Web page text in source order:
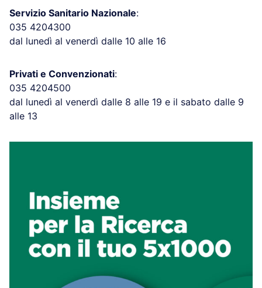
Servizio Sanitario Nazionale:
035 4204300
dal lunedì al venerdì dalle 10 alle 16
Privati e Convenzionati:
035 4204500
dal lunedì al venerdì dalle 8 alle 19 e il sabato dalle 9
alle 13